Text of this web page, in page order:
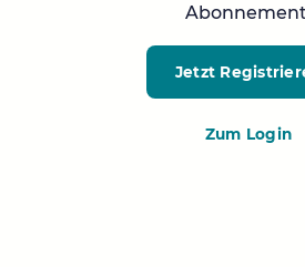
Jetzt
Zum Login